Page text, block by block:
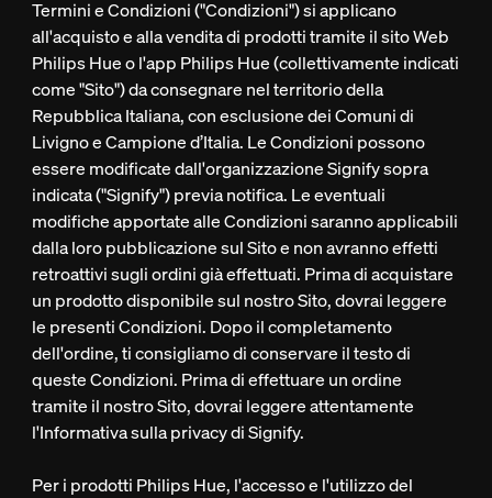
Termini e Condizioni ("Condizioni") si applicano
all'acquisto e alla vendita di prodotti tramite il sito Web
Philips Hue o l'app Philips Hue (collettivamente indicati
come "Sito") da consegnare nel territorio della
Repubblica Italiana, con esclusione dei Comuni di
Livigno e Campione d’Italia. Le Condizioni possono
essere modificate dall'organizzazione Signify sopra
indicata ("Signify") previa notifica. Le eventuali
modifiche apportate alle Condizioni saranno applicabili
dalla loro pubblicazione sul Sito e non avranno effetti
retroattivi sugli ordini già effettuati. Prima di acquistare
un prodotto disponibile sul nostro Sito, dovrai leggere
le presenti Condizioni. Dopo il completamento
dell'ordine, ti consigliamo di conservare il testo di
queste Condizioni. Prima di effettuare un ordine
tramite il nostro Sito, dovrai leggere attentamente
l'Informativa sulla privacy di Signify.
Per i prodotti Philips Hue, l'accesso e l'utilizzo del